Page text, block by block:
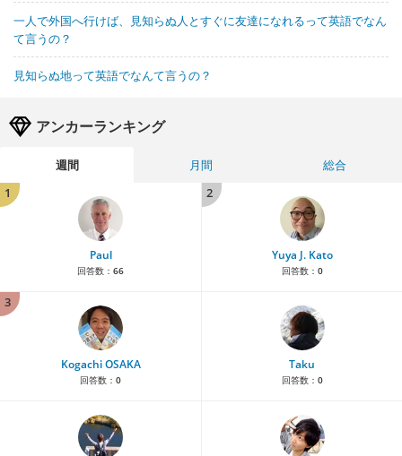
一人で外国へ行けば、見知らぬ人とすぐに友達になれるって英語でなん
て言うの？
見知らぬ地って英語でなんて言うの？
アンカーランキング
週間 月間
総合
1
Paul
回答数： 66
2
Yuya J. Kato
回答数： 0
3
Kogachi OSAKA
回答数： 0
Taku
回答数： 0